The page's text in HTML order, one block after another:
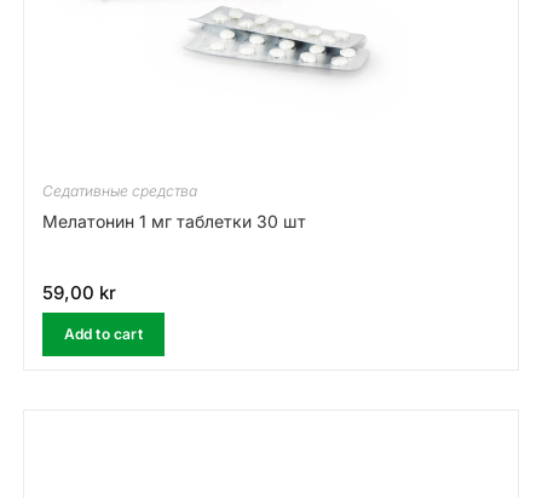
Седативные средства
Meлатонин 1 мг таблетки 30 шт
59,00 kr
Add to cart